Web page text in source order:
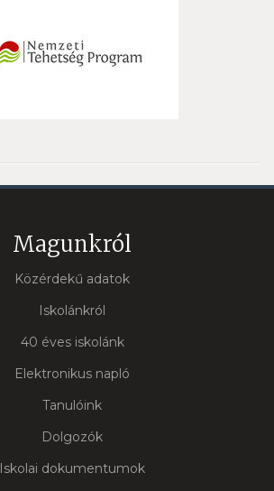
Magunkról
Közérdekű adatok
Iskolánkról
40 éves iskolánk
Elektronikus napló
Tanulóink
Dolgozók
Iskolai dokumentumok